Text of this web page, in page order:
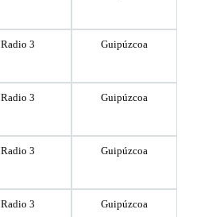
Radio 3 Guipúzcoa
Radio 3 Guipúzcoa
Radio 3 Guipúzcoa
Radio 3 Guipúzcoa